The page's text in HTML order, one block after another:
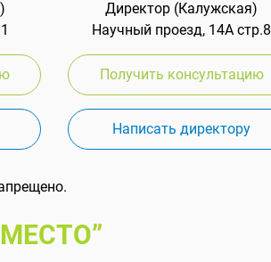
Директор (Калужская)
Научный проезд, 14А стр.8
Получить консультацию
Написать директору